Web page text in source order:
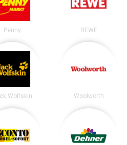
Penny REWE
Wolfskin Woolworth